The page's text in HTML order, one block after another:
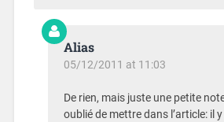
Alias
05/12/2011 at 11:03
De rien, mais juste une petite
oublié de mettre dans l’article: il